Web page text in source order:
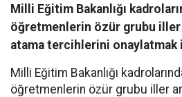
Milli Eğitim Bakanlığı
öğretmenlerin özür grubu iller
atama tercihlerini onaylatmak
Milli Eğitim Bakanlığı
öğretmenlerin özür grubu iller